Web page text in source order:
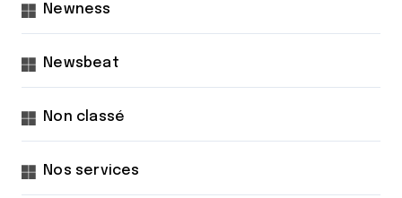
Newness
Newsbeat
Non classé
Nos services